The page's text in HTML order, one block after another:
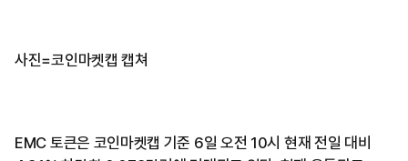
사진=코인마켓캡 캡쳐
EMC 토큰은 코인마켓캡 기준 6일 오전 10시 현재 전일 대비